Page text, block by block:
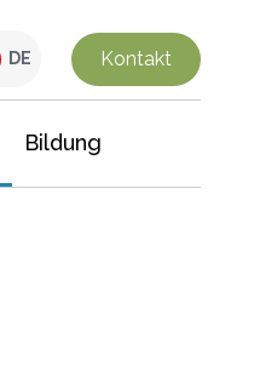
DE Kontakt
Bildung